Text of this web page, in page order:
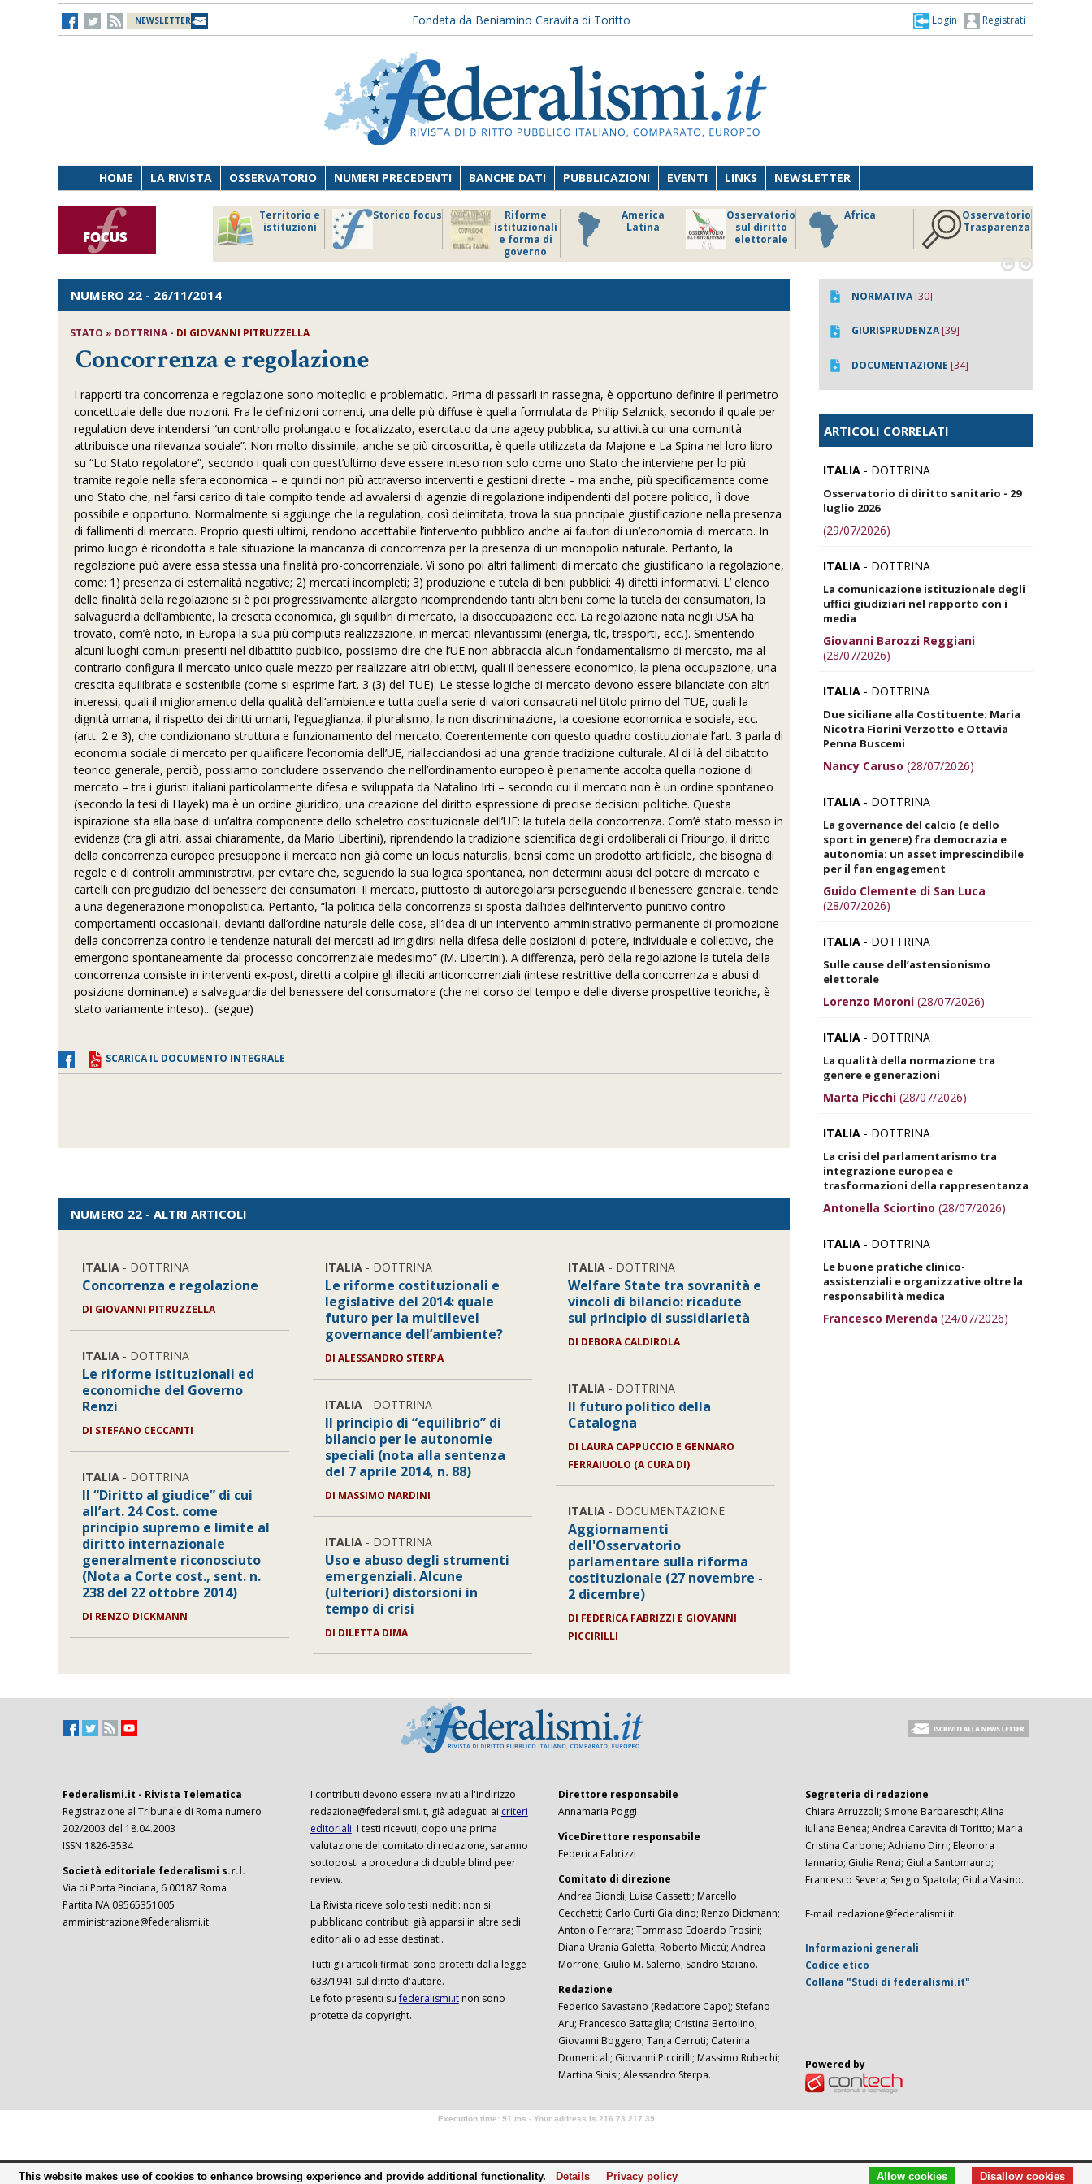
NEWSLETTER Fondata da Beniamino Caravita di Toritto Registrati
Login
HOME LA RIVISTA OSSERVATORIO NUMERI PRECEDENTI BANCHE DATI PUBBLICAZIONI EVENTI LINKS NEWSLETTER
Territorio e
istituzioni
Storico focus
Riforme
istituzionali
e forma di
governo
America
Latina
Osservatorio
sul diritto
elettorale
Africa
Osservatorio
Trasparenza
 
NUMERO 22 - 26/11/2014
STATO » DOTTRINA - DI GIOVANNI PITRUZZELLA
Concorrenza e regolazione
I rapporti tra concorrenza e regolazione sono molteplici e problematici. Prima di passarli in rassegna, è opportuno definire il perimetro
concettuale delle due nozioni. Fra le definizioni correnti, una delle più diffuse è quella formulata da Philip Selznick, secondo il quale per
regulation deve intendersi “un controllo prolungato e focalizzato, esercitato da una agecy pubblica, su attività cui una comunità
attribuisce una rilevanza sociale”. Non molto dissimile, anche se più circoscritta, è quella utilizzata da Majone e La Spina nel loro libro
su “Lo Stato regolatore”, secondo i quali con quest’ultimo deve essere inteso non solo come uno Stato che interviene per lo più
tramite regole nella sfera economica – e quindi non più attraverso interventi e gestioni dirette – ma anche, più specificamente come
uno Stato che, nel farsi carico di tale compito tende ad avvalersi di agenzie di regolazione indipendenti dal potere politico, lì dove
possibile e opportuno. Normalmente si aggiunge che la regulation, così delimitata, trova la sua principale giustificazione nella presenza
di fallimenti di mercato. Proprio questi ultimi, rendono accettabile l’intervento pubblico anche ai fautori di un’economia di mercato. In
primo luogo è ricondotta a tale situazione la mancanza di concorrenza per la presenza di un monopolio naturale. Pertanto, la
regolazione può avere essa stessa una finalità pro-concorrenziale. Vi sono poi altri fallimenti di mercato che giustificano la regolazione,
come: 1) presenza di esternalità negative; 2) mercati incompleti; 3) produzione e tutela di beni pubblici; 4) difetti informativi. L’ elenco
delle finalità della regolazione si è poi progressivamente allargato ricomprendendo tanti altri beni come la tutela dei consumatori, la
salvaguardia dell’ambiente, la crescita economica, gli squilibri di mercato, la disoccupazione ecc. La regolazione nata negli USA ha
trovato, com’è noto, in Europa la sua più compiuta realizzazione, in mercati rilevantissimi (energia, tlc, trasporti, ecc.). Smentendo
alcuni luoghi comuni presenti nel dibattito pubblico, possiamo dire che l’UE non abbraccia alcun fondamentalismo di mercato, ma al
contrario configura il mercato unico quale mezzo per realizzare altri obiettivi, quali il benessere economico, la piena occupazione, una
crescita equilibrata e sostenibile (come si esprime l’art. 3 (3) del TUE). Le stesse logiche di mercato devono essere bilanciate con altri
interessi, quali il miglioramento della qualità dell’ambiente e tutta quella serie di valori consacrati nel titolo primo del TUE, quali la
dignità umana, il rispetto dei diritti umani, l’eguaglianza, il pluralismo, la non discriminazione, la coesione economica e sociale, ecc.
(artt. 2 e 3), che condizionano struttura e funzionamento del mercato. Coerentemente con questo quadro costituzionale l’art. 3 parla di
economia sociale di mercato per qualificare l’economia dell’UE, riallacciandosi ad una grande tradizione culturale. Al di là del dibattito
teorico generale, perciò, possiamo concludere osservando che nell’ordinamento europeo è pienamente accolta quella nozione di
mercato – tra i giuristi italiani particolarmente difesa e sviluppata da Natalino Irti – secondo cui il mercato non è un ordine spontaneo
(secondo la tesi di Hayek) ma è un ordine giuridico, una creazione del diritto espressione di precise decisioni politiche. Questa
ispirazione sta alla base di un’altra componente dello scheletro costituzionale dell’UE: la tutela della concorrenza. Com’è stato messo in
evidenza (tra gli altri, assai chiaramente, da Mario Libertini), riprendendo la tradizione scientifica degli ordoliberali di Friburgo, il diritto
della concorrenza europeo presuppone il mercato non già come un locus naturalis, bensì come un prodotto artificiale, che bisogna di
regole e di controlli amministrativi, per evitare che, seguendo la sua logica spontanea, non determini abusi del potere di mercato e
cartelli con pregiudizio del benessere dei consumatori. Il mercato, piuttosto di autoregolarsi perseguendo il benessere generale, tende
a una degenerazione monopolistica. Pertanto, “la politica della concorrenza si sposta dall’idea dell’intervento punitivo contro
comportamenti occasionali, devianti dall’ordine naturale delle cose, all’idea di un intervento amministrativo permanente di promozione
della concorrenza contro le tendenze naturali dei mercati ad irrigidirsi nella difesa delle posizioni di potere, individuale e collettivo, che
emergono spontaneamente dal processo concorrenziale medesimo” (M. Libertini). A differenza, però della regolazione la tutela della
concorrenza consiste in interventi ex-post, diretti a colpire gli illeciti anticoncorrenziali (intese restrittive della concorrenza e abusi di
posizione dominante) a salvaguardia del benessere del consumatore (che nel corso del tempo e delle diverse prospettive teoriche, è
stato variamente inteso)... (segue)
SCARICA IL DOCUMENTO INTEGRALE
NUMERO 22 - ALTRI ARTICOLI
ITALIA - DOTTRINA
Concorrenza e regolazione
DI GIOVANNI PITRUZZELLA
ITALIA - DOTTRINA
Le riforme istituzionali ed
economiche del Governo
Renzi
DI STEFANO CECCANTI
ITALIA - DOTTRINA
Il “Diritto al giudice” di cui
all’art. 24 Cost. come
principio supremo e limite al
diritto internazionale
generalmente riconosciuto
(Nota a Corte cost., sent. n.
238 del 22 ottobre 2014)
DI RENZO DICKMANN
ITALIA - DOTTRINA
Le riforme costituzionali e
legislative del 2014: quale
futuro per la multilevel
governance dell’ambiente?
DI ALESSANDRO STERPA
ITALIA - DOTTRINA
Il principio di “equilibrio” di
bilancio per le autonomie
speciali (nota alla sentenza
del 7 aprile 2014, n. 88)
DI MASSIMO NARDINI
ITALIA - DOTTRINA
Uso e abuso degli strumenti
emergenziali. Alcune
(ulteriori) distorsioni in
tempo di crisi
DI DILETTA DIMA
ITALIA- DOTTRINA
Welfare State tra sovranità e
vincoli di bilancio: ricadute
sul principio di sussidiarietà
DI DEBORA CALDIROLA
ITALIA- DOTTRINA
Il futuro politico della
Catalogna
DI LAURA CAPPUCCIO E GENNARO
FERRAIUOLO (A CURA DI)
ITALIA- DOCUMENTAZIONE
Aggiornamenti
dell'Osservatorio
parlamentare sulla riforma
costituzionale (27 novembre -
2 dicembre)
DI FEDERICA FABRIZZI E GIOVANNI
PICCIRILLI
NORMATIVA[30]
GIURISPRUDENZA[39]
DOCUMENTAZIONE [34]
ARTICOLI CORRELATI
ITALIA - DOTTRINA
Osservatorio di diritto sanitario - 29
luglio 2026
(29/07/2026)
ITALIA - DOTTRINA
La comunicazione istituzionale degli
uffici giudiziari nel rapporto con i
media
Giovanni Barozzi Reggiani
(28/07/2026)
ITALIA - DOTTRINA
Due siciliane alla Costituente: Maria
Nicotra Fiorini Verzotto e Ottavia
Penna Buscemi
Nancy Caruso (28/07/2026)
ITALIA - DOTTRINA
La governance del calcio (e dello
sport in genere) fra democrazia e
autonomia: un asset imprescindibile
per il fan engagement
Guido Clemente di San Luca
(28/07/2026)
ITALIA - DOTTRINA
Sulle cause dell’astensionismo
elettorale
Lorenzo Moroni (28/07/2026)
ITALIA - DOTTRINA
La qualità della normazione tra
genere e generazioni
Marta Picchi (28/07/2026)
ITALIA - DOTTRINA
La crisi del parlamentarismo tra
integrazione europea e
trasformazioni della rappresentanza
Antonella Sciortino (28/07/2026)
ITALIA - DOTTRINA
Le buone pratiche clinico-
assistenziali e organizzative oltre la
responsabilità medica
Francesco Merenda (24/07/2026)
Federalismi.it - Rivista Telematica
Registrazione al Tribunale di Roma numero
202/2003 del 18.04.2003
ISSN 1826-3534
Società editoriale federalismi s.r.l.
Via di Porta Pinciana, 6 00187 Roma
Partita IVA 09565351005
amministrazione@federalismi.it
I contributi devono essere inviati all'indirizzo
redazione@federalismi.it, già adeguati ai criteri
editoriali. I testi ricevuti, dopo una prima
valutazione del comitato di redazione, saranno
sottoposti a procedura di double blind peer
review.
La Rivista riceve solo testi inediti: non si
pubblicano contributi già apparsi in altre sedi
editoriali o ad esse destinati.
Tutti gli articoli firmati sono protetti dalla legge
633/1941 sul diritto d'autore.
Le foto presenti sufederalismi.itnon sono
protette da copyright.
Direttore responsabile
Annamaria Poggi
ViceDirettore responsabile
Federica Fabrizzi
Comitato di direzione
Andrea Biondi; Luisa Cassetti; Marcello
Cecchetti; Carlo Curti Gialdino; Renzo Dickmann;
Antonio Ferrara; Tommaso Edoardo Frosini;
Diana-Urania Galetta; Roberto Miccù; Andrea
Morrone; Giulio M. Salerno; Sandro Staiano.
Redazione
Federico Savastano (Redattore Capo); Stefano
Aru; Francesco Battaglia; Cristina Bertolino;
Giovanni Boggero; Tanja Cerruti; Caterina
Domenicali; Giovanni Piccirilli; Massimo Rubechi;
Martina Sinisi; Alessandro Sterpa.
Segreteria di redazione
Chiara Arruzzoli; Simone Barbareschi; Alina
Iuliana Benea; Andrea Caravita di Toritto; Maria
Cristina Carbone; Adriano Dirri; Eleonora
Iannario; Giulia Renzi; Giulia Santomauro;
Francesco Severa; Sergio Spatola; Giulia Vasino.
E-mail: redazione@federalismi.it
Informazioni generali
Codice etico
Collana "Studi di federalismi.it"
Powered by
Execution time: 91 ms - Your address is 216.73.217.39
This website makes use of cookies to enhance browsing experience and provide additional functionality. Details Privacy policy Disallow cookies
Allow cookies